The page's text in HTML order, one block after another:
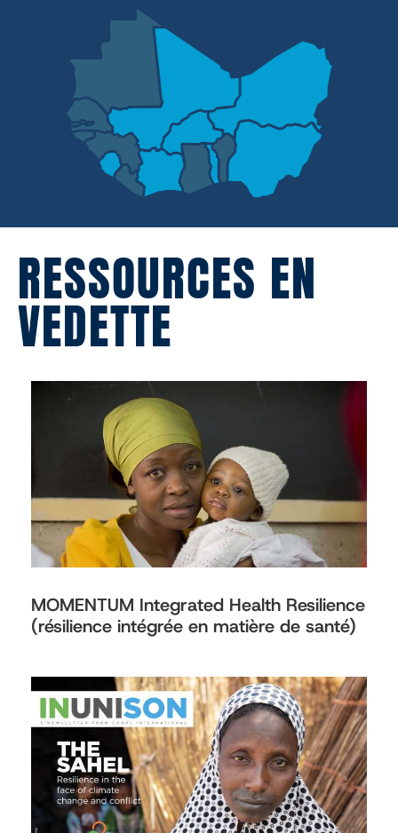
RESSOURCES EN
VEDETTE
MOMENTUM Integrated Health Resilience
(résilience intégrée en matière de santé)